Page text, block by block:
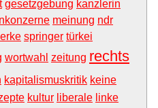
gesetzgebung kanzlerin
meinung ndr
springer türkei
wortwahl zeitung rechts
kapitalismuskritik keine
kultur liberale linke